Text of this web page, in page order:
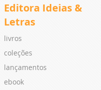
Editora Ideias &
Letras
livros
coleções
lançamentos
ebook